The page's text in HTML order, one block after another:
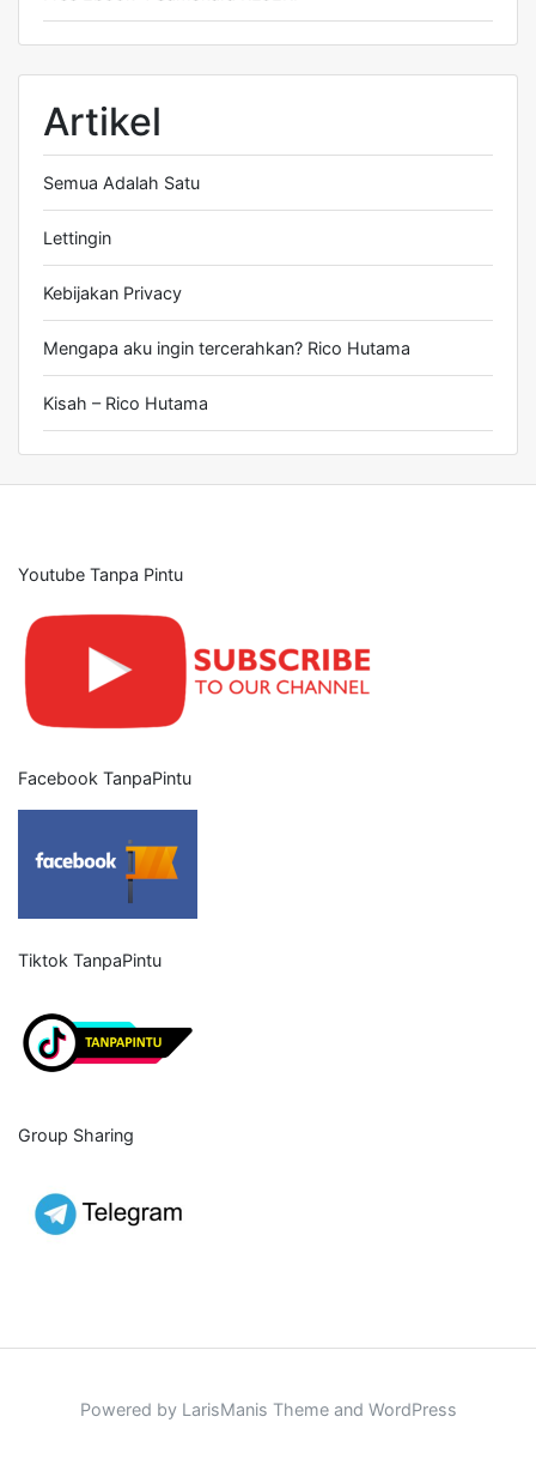
Artikel
Semua Adalah Satu
Lettingin
Kebijakan Privacy
Mengapa aku ingin tercerahkan? Rico Hutama
Kisah – Rico Hutama
Youtube Tanpa Pintu
Facebook TanpaPintu
Tiktok TanpaPintu
Group Sharing
Powered by LarisManis Theme and WordPress